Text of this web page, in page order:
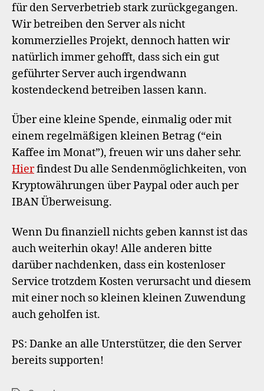
für den Serverbetrieb stark zurückgegangen.
Wir betreiben den Server als nicht
kommerzielles Projekt, dennoch hatten wir
natürlich immer gehofft, dass sich ein gut
geführter Server auch irgendwann
kostendeckend betreiben lassen kann.
Über eine kleine Spende, einmalig oder mit
einem regelmäßigen kleinen Betrag (“ein
Kaffee im Monat”), freuen wir uns daher sehr.
Hierfindest Du alle Sendenmöglichkeiten, von
Kryptowährungen über Paypal oder auch per
IBAN Überweisung.
Wenn Du finanziell nichts geben kannst ist das
auch weiterhin okay! Alle anderen bitte
darüber nachdenken, dass ein kostenloser
Service trotzdem Kosten verursacht und diesem
mit einer noch so kleinen kleinen Zuwendung
auch geholfen ist.
PS: Danke an alle Unterstützer, die den Server
bereits supporten!